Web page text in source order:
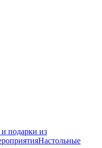
подарки из
Настольные